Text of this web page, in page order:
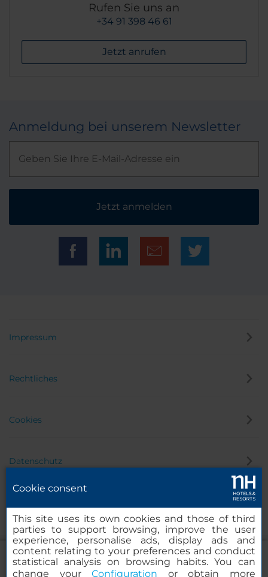
Rufen Sie uns an
+34 91 398 46 61
Jetzt anrufen
Anmeldung bei unserem Newsletter
Jetzt anmelden
Impressum
Rechtliches
Cookies
Datenschutz
Cookie consent
This site uses its own cookies and those of third
parties to support browsing, improve the user
experience, personalise ads, display ads and
content relating to your preferences and conduct
statistical analysis on browsing habits. You can
change yourConfiguration or obtain more